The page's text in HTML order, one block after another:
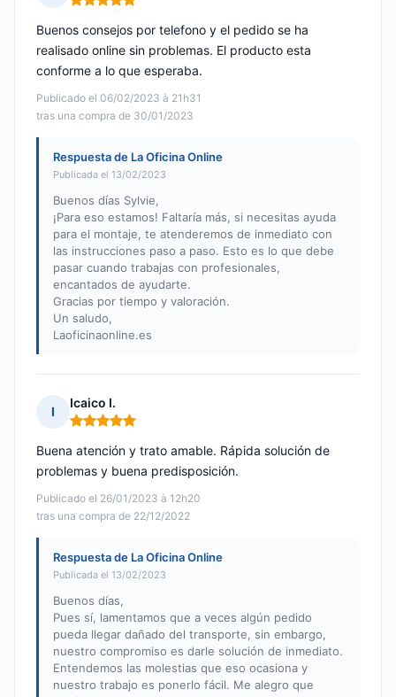
Nota: 5 de 5
Publicado el 06/02/2023 à 21h31
tras una compra de 30/01/2023
Buenos consejos por telefono y el pedido se ha
realisado online sin problemas. El producto esta
conforme a lo que esperaba.
Respuesta de La Oficina Online
Publicada el 13/02/2023
Buenos días Sylvie,
¡Para eso estamos! Faltaría más, si necesitas ayuda
para el montaje, te atenderemos de inmediato con
las instrucciones paso a paso. Esto es lo que debe
pasar cuando trabajas con profesionales,
encantados de ayudarte.
Gracias por tiempo y valoración.
Un saludo,
Laoficinaonline.es
I
Icaico I.
Nota: 5 de 5
Publicado el 26/01/2023 à 12h20
tras una compra de 22/12/2022
Buena atención y trato amable. Rápida solución de
problemas y buena predisposición.
Respuesta de La Oficina Online
Publicada el 13/02/2023
Buenos días,
Pues sí, lamentamos que a veces algún pedido
pueda llegar dañado del transporte, sin embargo,
nuestro compromiso es darle solución de inmediato.
Entendemos las molestias que eso ocasiona y
nuestro trabajo es ponerlo fácil. Me alegro que